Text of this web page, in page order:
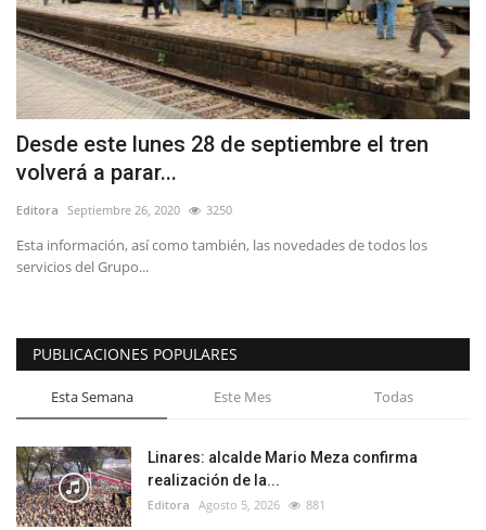
Tribunales
Deporte
Política
Espectáculos
Desde este lunes 28 de septiembre el tren
volverá a parar...
Editora Septiembre 26, 2020 3250
Esta información, así como también, las novedades de todos los
servicios del Grupo...
PUBLICACIONES POPULARES
Esta Semana Este Mes Todas
Linares: alcalde Mario Meza confirma
realización de la...
Editora Agosto 5, 2026 881